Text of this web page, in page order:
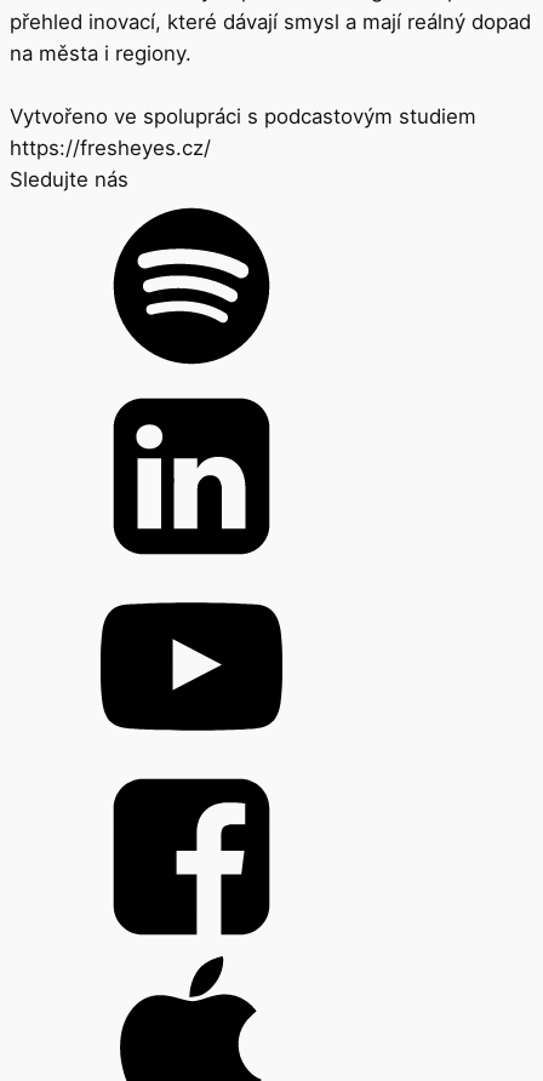
přehled inovací, které dávají smysl a mají reálný dopad
na města i regiony.
Vytvořeno ve spolupráci s podcastovým studiem
https://fresheyes.cz/
Sledujte nás